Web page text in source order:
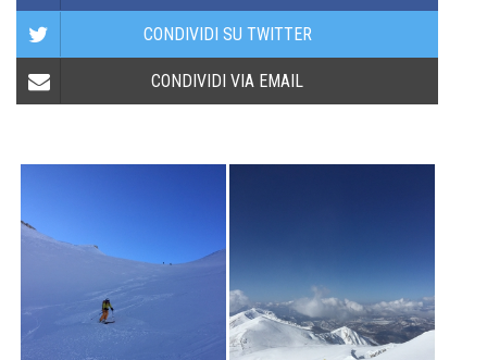
CONDIVIDI SU TWITTER
CONDIVIDI VIA EMAIL